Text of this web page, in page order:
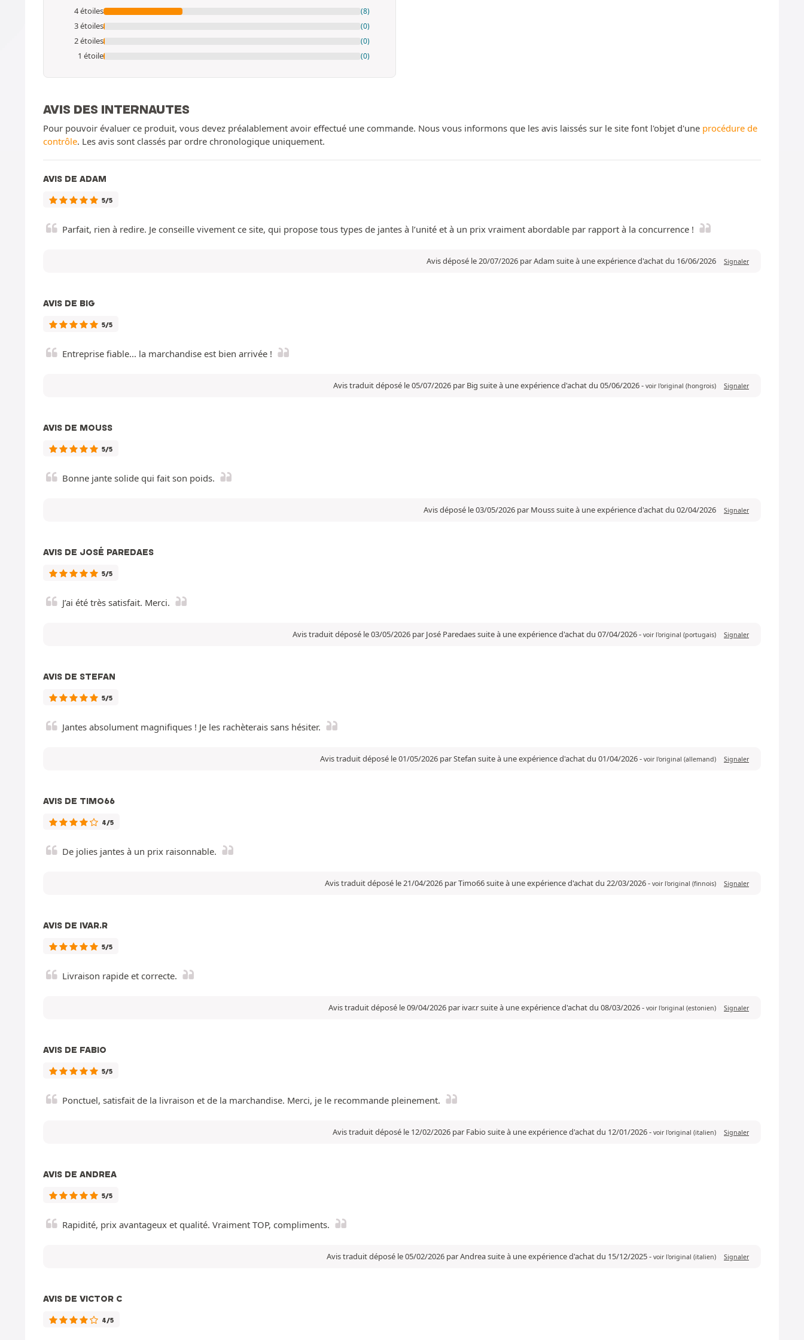
4 étoiles (8)
3 étoiles (0)
2 étoiles (0)
1 étoile (0)
AVIS DES INTERNAUTES
Pour pouvoir évaluer ce produit, vous devez préalablement avoir effectué une commande. Nous vous informons que les avis laissés sur le site font l'objet d'une procédure de
contrôle. Les avis sont classés par ordre chronologique uniquement.
AVIS DE ADAM
5/5
Parfait, rien à redire. Je conseille vivement ce site, qui propose tous types de jantes à l’unité et à un prix vraiment abordable par rapport à la concurrence !
Avis déposé le 20/07/2026 par Adam suite à une expérience d'achat du 16/06/2026 Signaler
AVIS DE BIG
5/5
Entreprise fiable... la marchandise est bien arrivée !
Avis traduit déposé le 05/07/2026 par Big suite à une expérience d'achat du 05/06/2026- voir l'original (hongrois) Signaler
AVIS DE MOUSS
5/5
Bonne jante solide qui fait son poids.
Avis déposé le 03/05/2026 par Mouss suite à une expérience d'achat du 02/04/2026 Signaler
AVIS DE JOSÉ PAREDAES
5/5
J’ai été très satisfait. Merci.
Avis traduit déposé le 03/05/2026 par José Paredaes suite à une expérience d'achat du 07/04/2026- voir l'original (portugais) Signaler
AVIS DE STEFAN
5/5
Jantes absolument magnifiques ! Je les rachèterais sans hésiter.
Avis traduit déposé le 01/05/2026 par Stefan suite à une expérience d'achat du 01/04/2026- voir l'original (allemand) Signaler
AVIS DE TIMO66
4/5
De jolies jantes à un prix raisonnable.
Avis traduit déposé le 21/04/2026 par Timo66 suite à une expérience d'achat du 22/03/2026- voir l'original (finnois) Signaler
AVIS DE IVAR.R
5/5
Livraison rapide et correcte.
Avis traduit déposé le 09/04/2026 par ivar.r suite à une expérience d'achat du 08/03/2026- voir l'original (estonien) Signaler
AVIS DE FABIO
5/5
Ponctuel, satisfait de la livraison et de la marchandise. Merci, je le recommande pleinement.
Avis traduit déposé le 12/02/2026 par Fabio suite à une expérience d'achat du 12/01/2026- voir l'original (italien) Signaler
AVIS DE ANDREA
5/5
Rapidité, prix avantageux et qualité. Vraiment TOP, compliments.
Avis traduit déposé le 05/02/2026 par Andrea suite à une expérience d'achat du 15/12/2025- voir l'original (italien) Signaler
AVIS DE VICTOR C
4/5